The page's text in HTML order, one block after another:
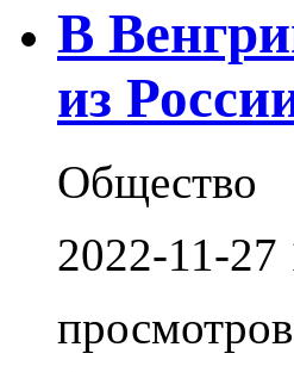
В
из
Общество
2022-11-27